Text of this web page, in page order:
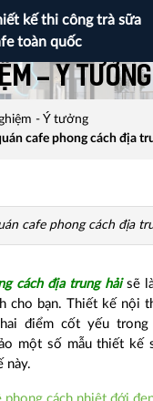
kế thi công trà sữa
toàn quốc
- Ý tưởng
- Ý tưởng
cafe phong cách địa
cafe phong cách địa
địa trung hảisẽ
cho bạn. Thiết kế nội
điểm cốt yếu trong
một số mẫu thiết kế
này.